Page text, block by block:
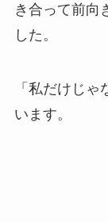
き合って前向
した。
「私だけじ
います。